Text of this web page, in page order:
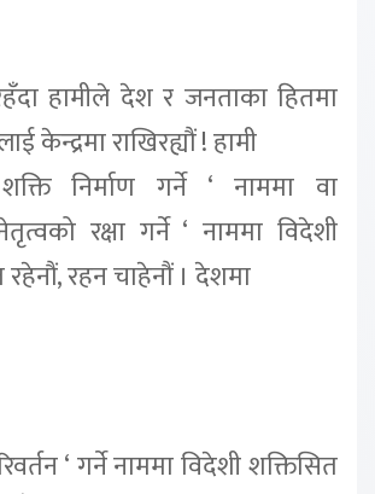
हामीले देश र जनताका हितमा
केन्द्रमा राखिरह्यौं ! हामी
शक्ति निर्माण गर्ने ‘ नाममा वा
नेतृत्वको रक्षा गर्ने ‘ नाममा विदेशी
रहन चाहेनौं । देशमा
‘ गर्ने नाममा विदेशी शक्तिसित